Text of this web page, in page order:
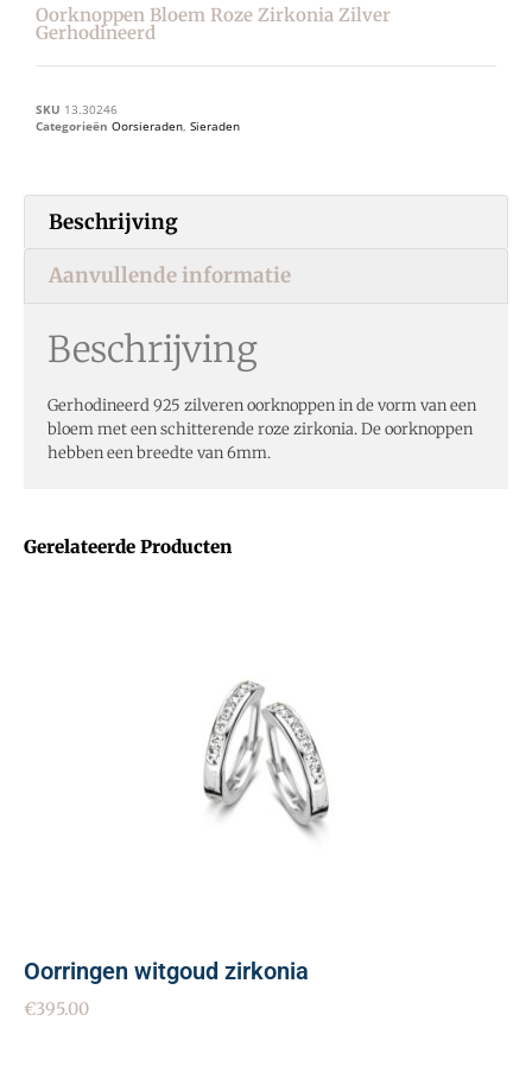
Gerelateerde Producten
Oorringen witgoud zirkonia
€395.00
Oorknoppen Bloem Roze Zirkonia Zilver
Gerhodineerd
SKU 13.30246
Categorieën Oorsieraden, Sieraden
Beschrijving
Aanvullende informatie
Beschrijving
Gerhodineerd 925 zilveren oorknoppen in de vorm van een
bloem met een schitterende roze zirkonia. De oorknoppen
hebben een breedte van 6mm.